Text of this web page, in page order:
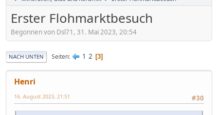
Erster Flohmarktbesuch
Begonnen von Dsl71, 31. Mai 2023, 20:54
NACH UNTEN Seiten 1 2 3
Henri
#30
16. August 2023, 21:51